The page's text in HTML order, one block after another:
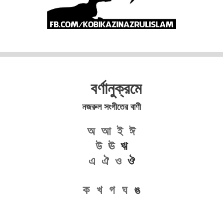
বর্ণানুক্রমে
নজরুল সংগীতের বাণী
অ আ ই ঈ
উ ঊঋ
এ ঐ ওঔ
ক খ গ ঘঙ